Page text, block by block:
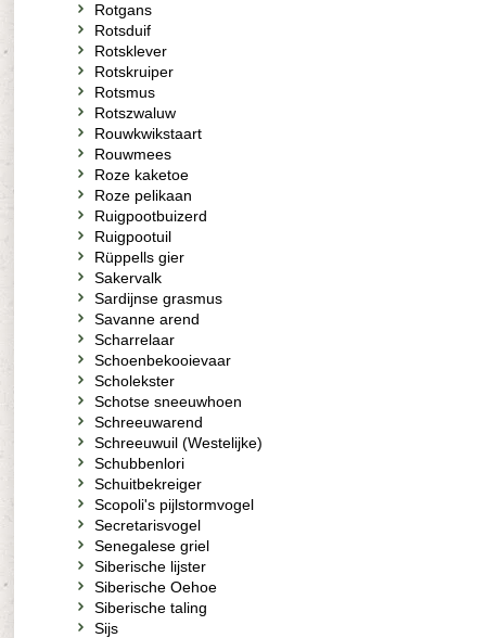
Rotgans
Rotsduif
Rotsklever
Rotskruiper
Rotsmus
Rotszwaluw
Rouwkwikstaart
Rouwmees
Roze kaketoe
Roze pelikaan
Ruigpootbuizerd
Ruigpootuil
Rüppells gier
Sakervalk
Sardijnse grasmus
Savanne arend
Scharrelaar
Schoenbekooievaar
Scholekster
Schotse sneeuwhoen
Schreeuwarend
Schreeuwuil (Westelijke)
Schubbenlori
Schuitbekreiger
Scopoli's pijlstormvogel
Secretarisvogel
Senegalese griel
Siberische lijster
Siberische Oehoe
Siberische taling
Sijs